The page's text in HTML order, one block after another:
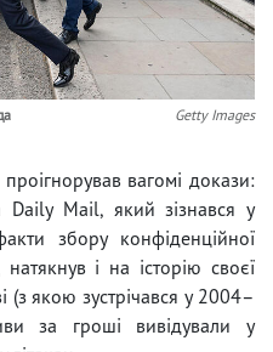
Getty Images
вагомі докази:
Daily Mail, який зізнався у
збору конфіденційної
і на історію своєї
(з якою зустрічався у 2004–
за гроші вивідували у